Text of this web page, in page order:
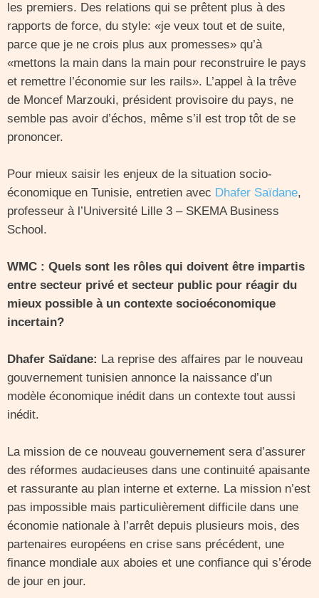
les premiers. Des relations qui se prêtent plus à des
rapports de force, du style: «je veux tout et de suite,
parce que je ne crois plus aux promesses» qu’à
«mettons la main dans la main pour reconstruire le pays
et remettre l’économie sur les rails». L’appel à la trêve
de Moncef Marzouki, président provisoire du pays, ne
semble pas avoir d’échos, même s’il est trop tôt de se
prononcer.
Pour mieux saisir les enjeux de la situation socio-
économique en Tunisie, entretien avec Dhafer Saïdane,
professeur à l’Université Lille 3 – SKEMA Business
School.
WMC : Quels sont les rôles qui doivent être impartis
entre secteur privé et secteur public pour réagir du
mieux possible à un contexte socioéconomique
incertain?
Dhafer Saïdane: La reprise des affaires par le nouveau
gouvernement tunisien annonce la naissance d’un
modèle économique inédit dans un contexte tout aussi
inédit.
La mission de ce nouveau gouvernement sera d’assurer
des réformes audacieuses dans une continuité apaisante
et rassurante au plan interne et externe. La mission n’est
pas impossible mais particulièrement difficile dans une
économie nationale à l’arrêt depuis plusieurs mois, des
partenaires européens en crise sans précédent, une
finance mondiale aux aboies et une confiance qui s’érode
de jour en jour.